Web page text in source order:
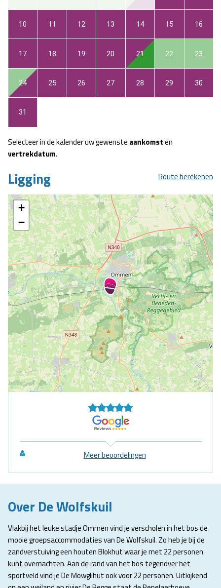
10 11 12 13 14 15 16
17 18 19 20 21 22 23
24 25 26 27 28 29 30
31
Selecteer in de kalender uw gewenste aankomsten
vertrekdatum.
Route berekenen
Ligging
+
−
Meer beoordelingen
Over De Wolfskuil
Vlakbij het leuke stadje Ommen vind je verscholen in het bos de
mooie groepsaccommodaties van De Wolfskuil. Zo heb je bij de
zandverstuiving een houten Blokhut waar je met 22 personen
kunt overnachten. Aan de rand van het bos tegenover het
sportveld vind je De Mowglihut ook voor 22 personen. Uitkijkend